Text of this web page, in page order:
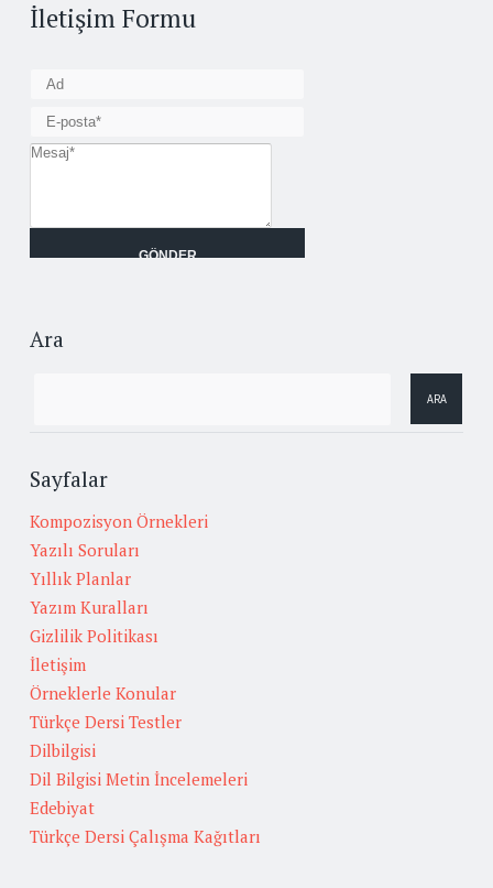
İletişim Formu
Ara
Sayfalar
Kompozisyon Örnekleri
Yazılı Soruları
Yıllık Planlar
Yazım Kuralları
Gizlilik Politikası
İletişim
Örneklerle Konular
Türkçe Dersi Testler
Dilbilgisi
Dil Bilgisi Metin İncelemeleri
Edebiyat
Türkçe Dersi Çalışma Kağıtları